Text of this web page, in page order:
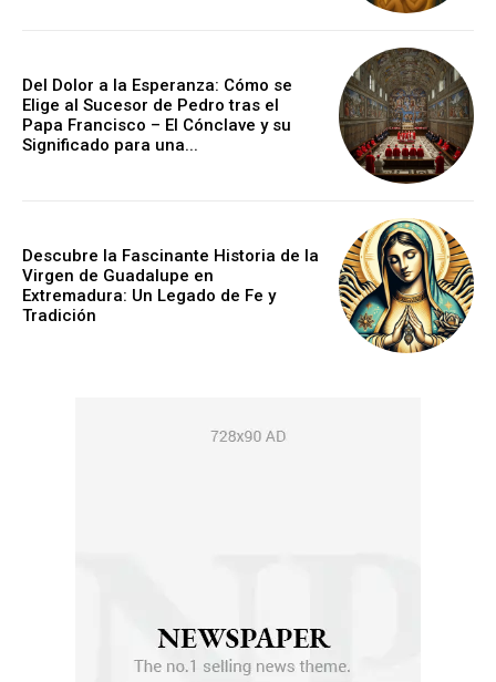
Del Dolor a la Esperanza: Cómo se
Elige al Sucesor de Pedro tras el
Papa Francisco – El Cónclave y su
Significado para una...
Descubre la Fascinante Historia de la
Virgen de Guadalupe en
Extremadura: Un Legado de Fe y
Tradición